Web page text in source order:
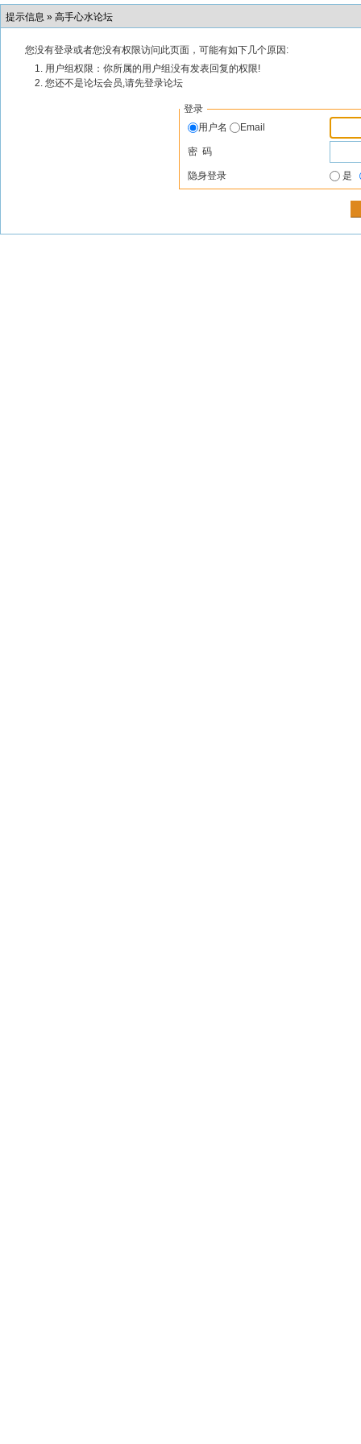
提示信息 » 高手心水论坛
您没有登录或者您没有权限访问此页面，可能有如下几个原因:
用户组权限：你所属的用户组没有发表回复的权限!
您还不是论坛会员,请先登录论坛
登录
用户名
Email
密 码
隐身登录 是